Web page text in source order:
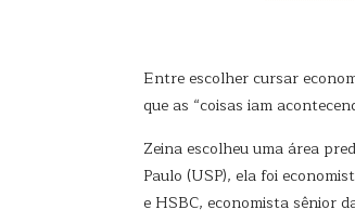
Entre escolher cursar
que as “coisas iam
Zeina escolheu uma área
Paulo (USP), ela foi
e HSBC, economista sênior